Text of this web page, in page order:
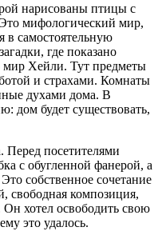
нарисованы птицы с
мифологический мир,
в самостоятельную
где показано
мир Хейли. Тут предметы
и страхами. Комнаты
духами дома. В
дом будет существовать,
посетителями
с обугленной фанерой, а
собственное сочетание
свободная композиция,
Он хотел освободить свою
это удалось.